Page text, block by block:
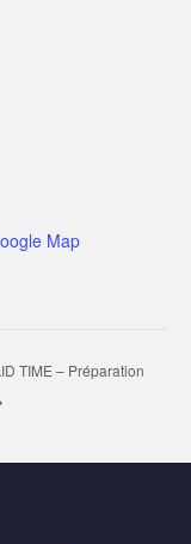
Map
TIME – Préparation